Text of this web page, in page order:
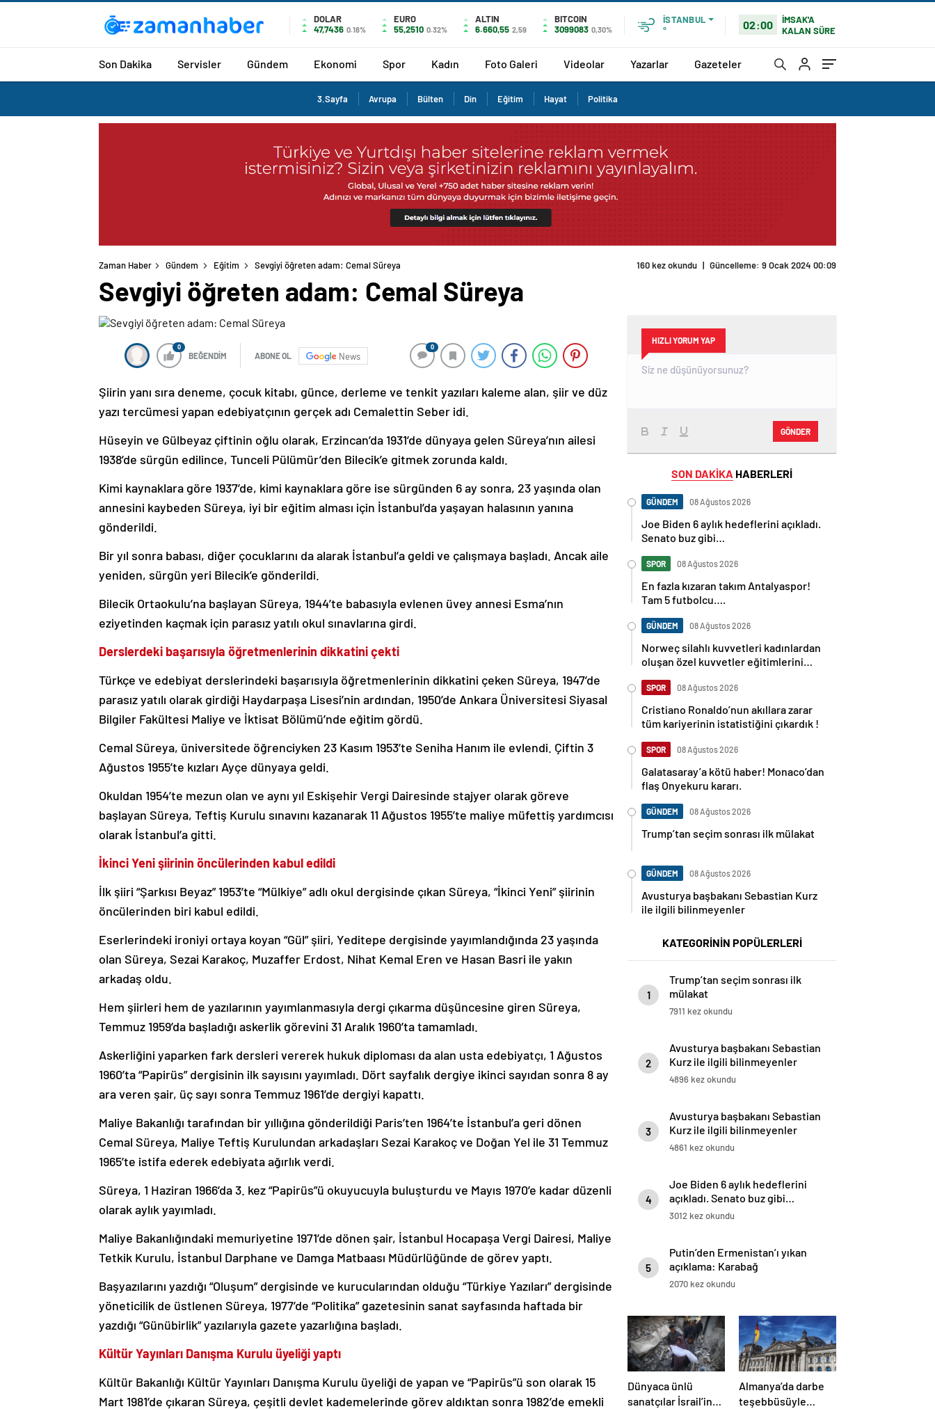
DOLAR
47,7436 0.18%
EURO
55,2510 0.32%
ALTIN
6.660,55 2,59
BITCOIN
3099083 0,30%
İSTANBUL
°
02:00
İMSAK'A
KALAN SÜRE
Son Dakika Servisler Gündem Ekonomi Spor Kadın Foto Galeri Videolar Yazarlar Gazeteler
3.Sayfa Avrupa Bülten Din Eğitim Hayat Politika
Zaman Haber Gündem Eğitim Sevgiyi öğreten adam: Cemal Süreya 160 kez okundu | Güncelleme: 9 Ocak 2024 00:09
Sevgiyi öğreten adam: Cemal Süreya
0
BEĞENDİM ABONE OL News
0
Şiirin yanı sıra deneme, çocuk kitabı, günce, derleme ve tenkit yazıları kaleme alan, şiir ve düz
yazı tercümesi yapan edebiyatçının gerçek adı Cemalettin Seber idi.
Hüseyin ve Gülbeyaz çiftinin oğlu olarak, Erzincan’da 1931’de dünyaya gelen Süreya’nın ailesi
1938’de sürgün edilince, Tunceli Pülümür’den Bilecik’e gitmek zorunda kaldı.
Kimi kaynaklara göre 1937’de, kimi kaynaklara göre ise sürgünden 6 ay sonra, 23 yaşında olan
annesini kaybeden Süreya, iyi bir eğitim alması için İstanbul’da yaşayan halasının yanına
gönderildi.
Bir yıl sonra babası, diğer çocuklarını da alarak İstanbul’a geldi ve çalışmaya başladı. Ancak aile
yeniden, sürgün yeri Bilecik’e gönderildi.
Bilecik Ortaokulu’na başlayan Süreya, 1944’te babasıyla evlenen üvey annesi Esma’nın
eziyetinden kaçmak için parasız yatılı okul sınavlarına girdi.
Derslerdeki başarısıyla öğretmenlerinin dikkatini çekti
Türkçe ve edebiyat derslerindeki başarısıyla öğretmenlerinin dikkatini çeken Süreya, 1947’de
parasız yatılı olarak girdiği Haydarpaşa Lisesi’nin ardından, 1950’de Ankara Üniversitesi Siyasal
Bilgiler Fakültesi Maliye ve İktisat Bölümü’nde eğitim gördü.
Cemal Süreya, üniversitede öğrenciyken 23 Kasım 1953’te Seniha Hanım ile evlendi. Çiftin 3
Ağustos 1955’te kızları Ayçe dünyaya geldi.
Okuldan 1954’te mezun olan ve aynı yıl Eskişehir Vergi Dairesinde stajyer olarak göreve
başlayan Süreya, Teftiş Kurulu sınavını kazanarak 11 Ağustos 1955’te maliye müfettiş yardımcısı
olarak İstanbul’a gitti.
İkinci Yeni şiirinin öncülerinden kabul edildi
İlk şiiri “Şarkısı Beyaz” 1953’te “Mülkiye” adlı okul dergisinde çıkan Süreya, “İkinci Yeni” şiirinin
öncülerinden biri kabul edildi.
Eserlerindeki ironiyi ortaya koyan “Gül” şiiri, Yeditepe dergisinde yayımlandığında 23 yaşında
olan Süreya, Sezai Karakoç, Muzaffer Erdost, Nihat Kemal Eren ve Hasan Basri ile yakın
arkadaş oldu.
Hem şiirleri hem de yazılarının yayımlanmasıyla dergi çıkarma düşüncesine giren Süreya,
Temmuz 1959’da başladığı askerlik görevini 31 Aralık 1960’ta tamamladı.
Askerliğini yaparken fark dersleri vererek hukuk diploması da alan usta edebiyatçı, 1 Ağustos
1960’ta “Papirüs” dergisinin ilk sayısını yayımladı. Dört sayfalık dergiye ikinci sayıdan sonra 8 ay
ara veren şair, üç sayı sonra Temmuz 1961’de dergiyi kapattı.
Maliye Bakanlığı tarafından bir yıllığına gönderildiği Paris’ten 1964’te İstanbul’a geri dönen
Cemal Süreya, Maliye Teftiş Kurulundan arkadaşları Sezai Karakoç ve Doğan Yel ile 31 Temmuz
1965’te istifa ederek edebiyata ağırlık verdi.
Süreya, 1 Haziran 1966’da 3. kez “Papirüs”ü okuyucuyla buluşturdu ve Mayıs 1970’e kadar düzenli
olarak aylık yayımladı.
Maliye Bakanlığındaki memuriyetine 1971’de dönen şair, İstanbul Hocapaşa Vergi Dairesi, Maliye
Tetkik Kurulu, İstanbul Darphane ve Damga Matbaası Müdürlüğünde de görev yaptı.
Başyazılarını yazdığı “Oluşum” dergisinde ve kurucularından olduğu “Türkiye Yazıları” dergisinde
yöneticilik de üstlenen Süreya, 1977’de “Politika” gazetesinin sanat sayfasında haftada bir
yazdığı “Günübirlik” yazılarıyla gazete yazarlığına başladı.
Kültür Yayınları Danışma Kurulu üyeliği yaptı
Kültür Bakanlığı Kültür Yayınları Danışma Kurulu üyeliği de yapan ve “Papirüs”ü son olarak 15
Mart 1981’de çıkaran Süreya, çeşitli devlet kademelerinde görev aldıktan sonra 1982’de emekli
HIZLI YORUM YAP
GÖNDER
SON DAKİKA HABERLERİ
GÜNDEM 08 Ağustos 2026
Joe Biden 6 aylık hedeflerini açıkladı.
Senato buz gibi…
SPOR 08 Ağustos 2026
En fazla kızaran takım Antalyaspor!
Tam 5 futbolcu….
GÜNDEM 08 Ağustos 2026
Norweç silahlı kuvvetleri kadınlardan
oluşan özel kuvvetler eğitimlerini
SPOR 08 Ağustos 2026
Cristiano Ronaldo’nun akıllara zarar
tüm kariyerinin istatistiğini çıkardık !
SPOR 08 Ağustos 2026
Galatasaray’a kötü haber! Monaco’dan
flaş Onyekuru kararı.
GÜNDEM 08 Ağustos 2026
Trump’tan seçim sonrası ilk mülakat
GÜNDEM 08 Ağustos 2026
Avusturya başbakanı Sebastian Kurz
ile ilgili bilinmeyenler
KATEGORİNİN POPÜLERLERİ
1
Trump’tan seçim sonrası ilk
mülakat
7911 kez okundu
2
Avusturya başbakanı Sebastian
Kurz ile ilgili bilinmeyenler
4896 kez okundu
3
Avusturya başbakanı Sebastian
Kurz ile ilgili bilinmeyenler
4861 kez okundu
4
Joe Biden 6 aylık hedeflerini
açıkladı. Senato buz gibi…
3012 kez okundu
5
Putin’den Ermenistan’ı yıkan
açıklama: Karabağ
Azerbaycan’ın ayrılmaz bir
2070 kez okundu
Dünyaca ünlü
sanatçılar İsrail’in
Almanya’da darbe
teşebbüsüyle